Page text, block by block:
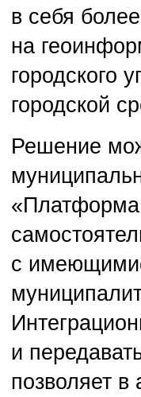
в себя
на
городского
городской
Решение
«Платформа
с
и
позволяет в